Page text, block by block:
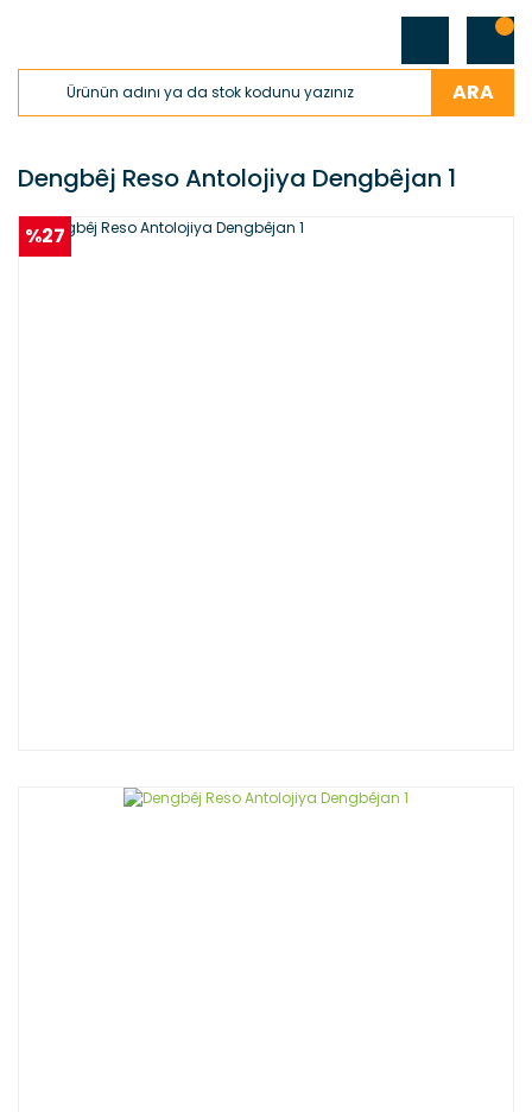
ARA
Dengbêj Reso Antolojiya Dengbêjan 1
%27